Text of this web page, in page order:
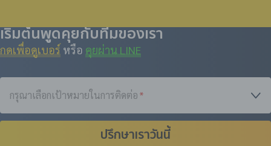
เริ่มต้นพูดคุยกับทีมของเรา
กดเพื่อดูเบอร์ หรือ คุยผ่าน LINE
กรุณาเลือกเป้าหมายในการติดต่อ*
ปรึกษาเราวันนี้